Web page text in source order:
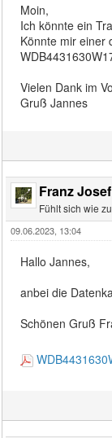
Moin,
Ich könnte ein
Könnte mir einer
Vielen Dank im
Gruß Jannes
Franz Josef
Fühlt sich wie
09.06.2023, 13:04
Hallo Jannes,
anbei die
Schönen Gruß